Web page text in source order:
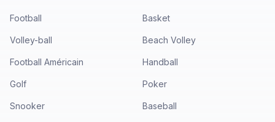
Football Basket
Volley-ball Beach Volley
Football Américain Handball
Golf Poker
Snooker Baseball